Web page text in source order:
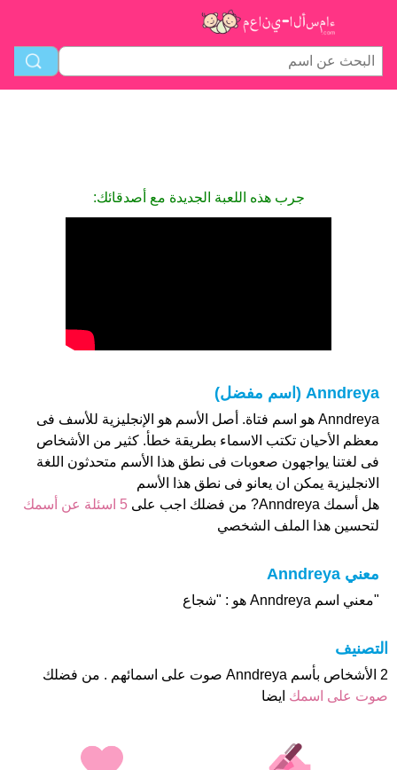
جرب هذه اللعبة الجديدة مع أصدقائك:
Anndreya (اسم مفضل)
Anndreya هو اسم فتاة. أصل الأسم هو الإنجليزية للأسف فى
معظم الأحيان تكتب الاسماء بطريقة خطأ. كثير من الأشخاص
فى لغتنا يواجهون صعوبات فى نطق هذا الأسم متحدثون اللغة
الانجليزية يمكن ان يعانو فى نطق هذا الأسم
هل أسمك Anndreya? من فضلك اجب على
5 اسئلة عن أسمك
لتحسين هذا الملف الشخصي
معني Anndreya
"معني اسم Anndreya هو : "شجاع
التصنيف
2 الأشخاص بأسم Anndreya صوت على اسمائهم . من فضلك
صوت على اسمك ايضا